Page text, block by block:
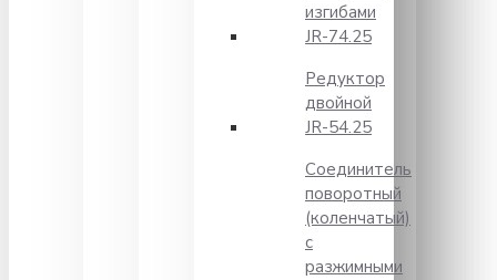
изгибами
JR-74.25
Редуктор
двойной
JR-54.25
Соединитель
поворотный
(коленчатый)
с
разжимными